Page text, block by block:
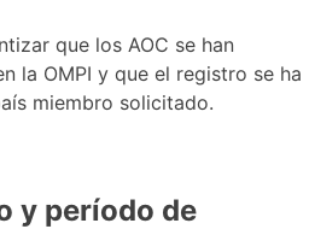
que los AOC se han
la OMPI y que el registro se ha
miembro solicitado.
y período de